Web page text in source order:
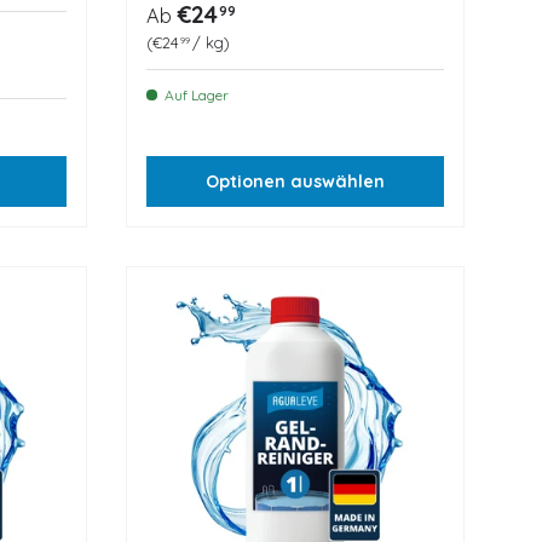
Normaler Preis
Ab €2499
Grundpreis
€24 99 / kg
Auf Lager
Optionen auswählen